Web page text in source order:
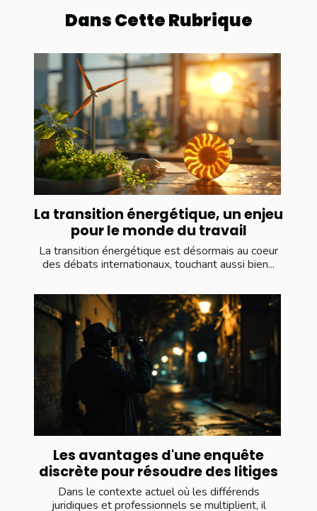
Dans Cette Rubrique
La transition énergétique, un enjeu
pour le monde du travail
La transition énergétique est désormais au coeur
des débats internationaux, touchant aussi bien...
Les avantages d'une enquête
discrète pour résoudre des litiges
Dans le contexte actuel où les différends
juridiques et professionnels se multiplient, il